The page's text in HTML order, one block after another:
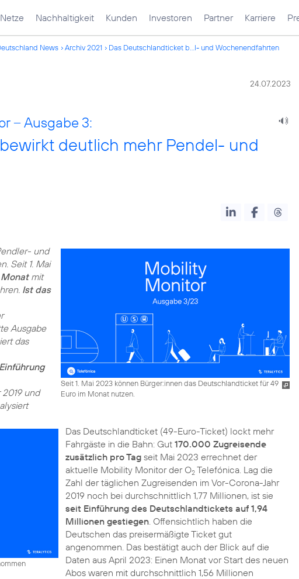
Netze Nachhaltigkeit Kunden Investoren Partner Karriere
News Archiv 2021 Das Deutschlandticket b...l- und Wochenendfahrten
24.07.2023
– Ausgabe 3:
deutlich mehr Pendel- und
Seit 1. Mai 2023 können Bürger:innen das Deutschlandticket für 49
Euro im Monat nutzen.
und
Seit 1. Mai
mit
Ist das
Ausgabe
das
und
Das Deutschlandticket (49-Euro-Ticket) lockt mehr
Fahrgäste in die Bahn: Gut 170.000 Zugreisende
zusätzlich pro Tagseit Mai 2023 errechnet der
aktuelle Mobility Monitor der O2Telefónica. Lag die
Zahl der täglichen Zugreisenden im Vor-Corona-Jahr
2019 noch bei durchschnittlich 1,77 Millionen, ist sie
seit Einführung des Deutschlandtickets auf 1,94
Millionen gestiegen. Offensichtlich haben die
Deutschen das preisermäßigte Ticket gut
angenommen. Das bestätigt auch der Blick auf die
Daten aus April 2023: Einen Monat vor Start des neuen
Abos waren mit durchschnittlich 1,56 Millionen